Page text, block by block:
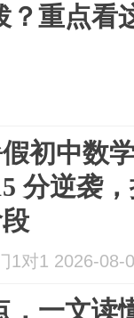
？重点看
初中数
分逆袭
1对1 2026-08-
，一文读